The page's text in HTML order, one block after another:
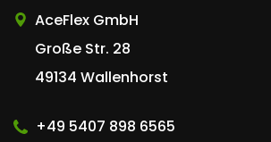
AceFlex GmbH
Große Str. 28
49134 Wallenhorst
+49 5407 898 6565